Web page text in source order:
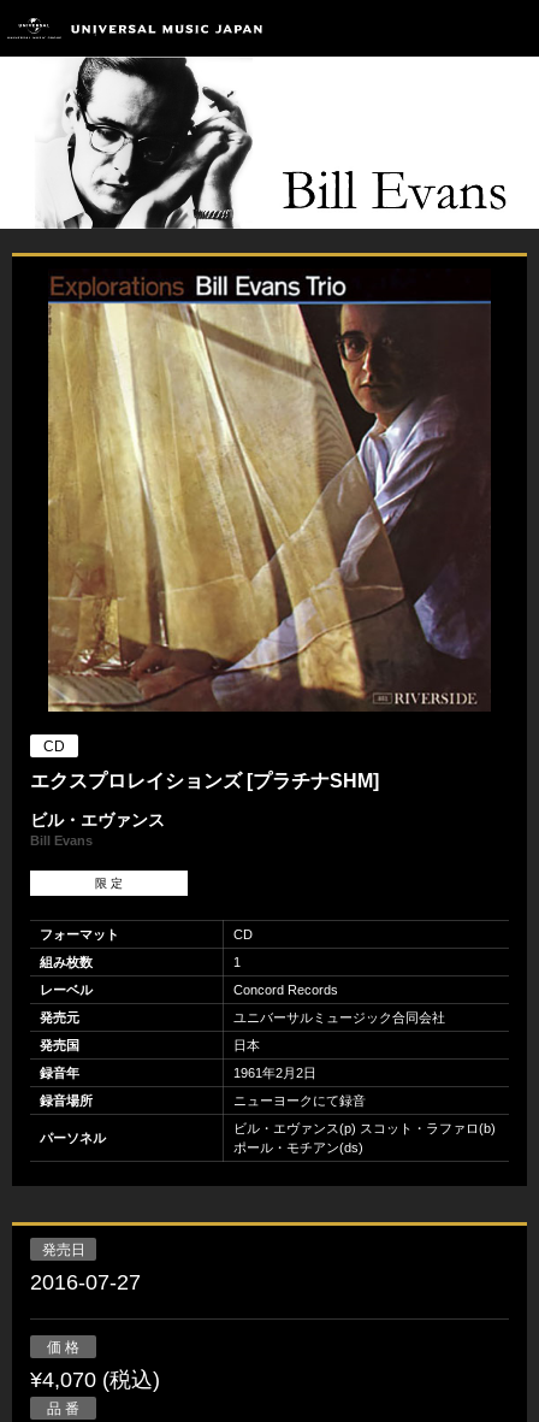
CD
エクスプロレイションズ [プラチナSHM]
ビル・エヴァンス
Bill Evans
限 定
フォーマット
CD
組み枚数
1
レーベル
Concord Records
発売元
ユニバーサルミュージック合同会社
発売国
日本
録音年
1961年2月2日
録音場所
ニューヨークにて録音
パーソネル
ビル・エヴァンス(p) スコット・ラファロ(b)
ポール・モチアン(ds)
発売日
2016-07-27
価 格
¥4,070 (税込)
品 番